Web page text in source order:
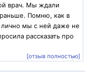
врач. Мы ждали
Помню, как в
лично мы с ней даже не
рассказать про
[отзыв полностью]